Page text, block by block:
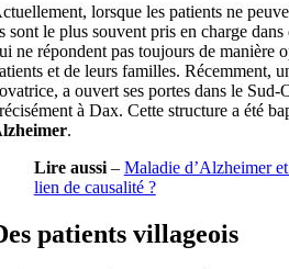
lorsque les patients ne
sont le plus souvent pris en charge
ne répondent pas toujours de manière
et de leurs familles. Récemment,
a ouvert ses portes dans le Sud-
à Dax. Cette structure a été
.
Lire aussi– Maladie d’Alzheimer
lien de causalité ?
patients villageois